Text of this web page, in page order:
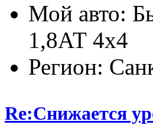
Мой авто:
1,8АТ 4х4
Регион:
Re:Снижается